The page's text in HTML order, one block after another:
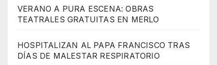
VERANO A PURA ESCENA: OBRAS
TEATRALES GRATUITAS EN MERLO
HOSPITALIZAN AL PAPA FRANCISCO TRAS
DÍAS DE MALESTAR RESPIRATORIO